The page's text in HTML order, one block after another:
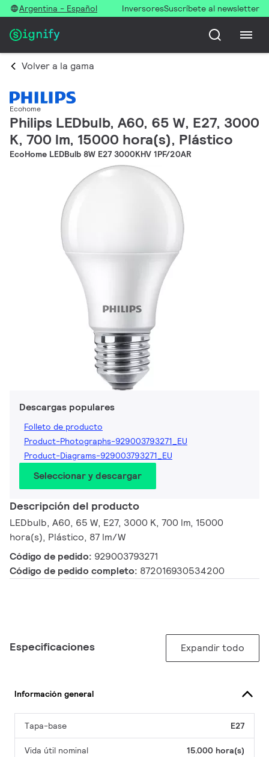
Argentina - Español InversoresSuscríbete al newsletter
Volver a la gama
Ecohome
Philips LEDbulb, A60, 65 W, E27, 3000
K, 700 lm, 15000 hora(s), Plástico
EcoHome LEDBulb 8W E27 3000KHV 1PF/20AR
Descargas populares
Folleto de producto
Product-Photographs-929003793271_EU
Product-Diagrams-929003793271_EU
Seleccionar y descargar
Descripción del producto
LEDbulb, A60, 65 W, E27, 3000 K, 700 lm, 15000
hora(s), Plástico, 87 lm/W
Código de pedido: 929003793271
Código de pedido completo: 872016930534200
Especificaciones Expandir todo
Información general
Tapa-base E27
Vida útil nominal 15.000 hora(s)